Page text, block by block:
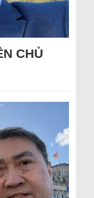
CHỦ